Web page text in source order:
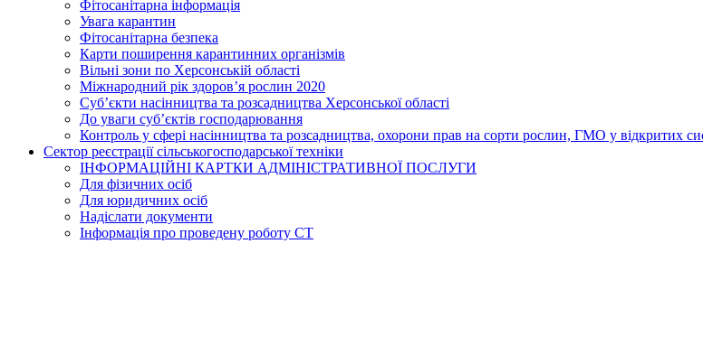
Фітосанітарна інформація
Увага карантин
Фітосанітарна безпека
Карти поширення карантинних організмів
Вільні зони по Херсонській області
Міжнародний рік здоров’я рослин 2020
Суб’єкти насінництва та розсадництва Херсонської області
До уваги суб’єктів господарювання
Контроль у сфері насінництва та розсадництва, охорони прав на сорти рослин, ГМО у відкритих
Сектор реєстрації сільськогосподарської техніки
ІНФОРМАЦІЙНІ КАРТКИ АДМІНІСТРАТИВНОЇ ПОСЛУГИ
Для фізичних осіб
Для юридичних осіб
Надіслати документи
Інформація про проведену роботу СТ